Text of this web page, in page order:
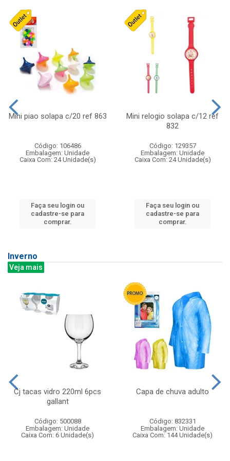
Mini piao solapa c/20 ref 863
Código: 106486
Embalagem: Unidade
Caixa Com: 24 Unidade(s)
Faça seu login ou
cadastre-se para
comprar.
Mini relogio solapa c/12 ref
832
Código: 129357
Embalagem: Unidade
Caixa Com: 24 Unidade(s)
Faça seu login ou
cadastre-se para
comprar.
Inverno
Veja mais
Cj tacas vidro 220ml 6pcs
gallant
Código: 500088
Embalagem: Unidade
Caixa Com: 6 Unidade(s)
Capa de chuva adulto
Código: 832331
Embalagem: Unidade
Caixa Com: 144 Unidade(s)